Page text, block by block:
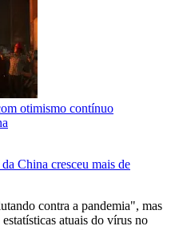
otimismo contínuo
China cresceu mais de
contra a pandemia", mas
atuais do vírus no